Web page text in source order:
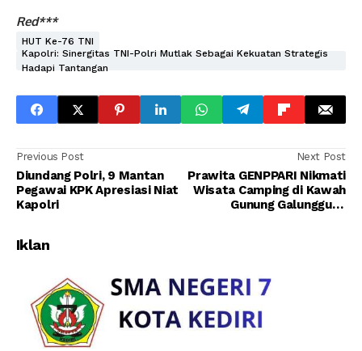
Red***
HUT Ke-76 TNI
Kapolri: Sinergitas TNI-Polri Mutlak Sebagai Kekuatan Strategis
Hadapi Tantangan
Previous Post
Diundang Polri, 9 Mantan
Pegawai KPK Apresiasi Niat
Kapolri
Next Post
Prawita GENPPARI Nikmati
Wisata Camping di Kawah
Gunung Galunggung
Iklan